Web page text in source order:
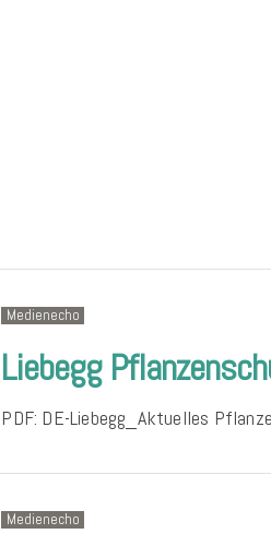
Medienecho
Liebegg
PDF: DE-Liebegg_Aktuelles
Medienecho